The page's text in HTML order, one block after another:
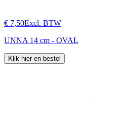
€ 7,50Excl. BTW
UNNA 14 cm - OVAL
Klik hier en bestel